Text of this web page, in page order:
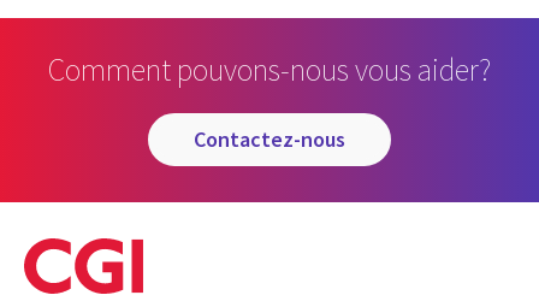
Comment pouvons-nous vous aider?
contactez-nous